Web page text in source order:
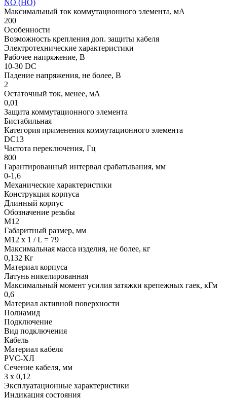
NO (НО)
Максимальный ток коммутационного элемента, мА
200
Особенности
Возможность крепления доп. защиты кабеля
Электротехнические характеристики
Рабочее напряжение, В
10-30 DC
Падение напряжения, не более, В
2
Остаточный ток, менее, мА
0,01
Защита коммутационного элемента
Бистабильная
Категория применения коммутационного элемента
DC13
Частота переключения, Гц
800
Гарантированный интервал срабатывания, мм
0-1,6
Механические характеристики
Конструкция корпуса
Длинный корпус
Обозначение резьбы
М12
Габаритный размер, мм
M12 x 1 / L = 79
Максимальная масса изделия, не более, кг
0,132 Кг
Материал корпуса
Латунь никелированная
Максимальный момент усилия затяжки крепежных гаек, кГм
0,6
Материал активной поверхности
Полиамид
Подключение
Вид подключения
Кабель
Материал кабеля
PVC-ХЛ
Сечение кабеля, мм
3 х 0,12
Эксплуатационные характеристики
Индикация состояния